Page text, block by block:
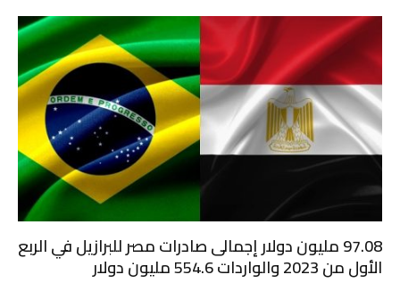
97.08 مليون دولار إجمالى صادرات مصر للبرازيل في الربع
الأول من 2023 والواردات 554.6 مليون دولار